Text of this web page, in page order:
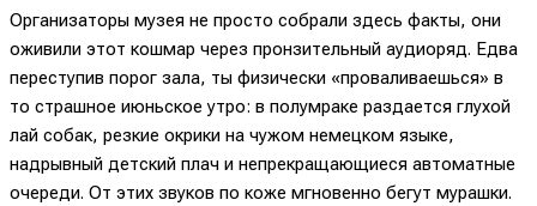
Организаторы музея не просто собрали здесь факты, они
оживили этот кошмар через пронзительный аудиоряд. Едва
переступив порог зала, ты физически «проваливаешься» в
то страшное июньское утро: в полумраке раздается глухой
лай собак, резкие окрики на чужом немецком языке,
надрывный детский плач и непрекращающиеся автоматные
очереди. От этих звуков по коже мгновенно бегут мурашки.